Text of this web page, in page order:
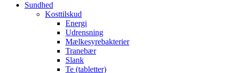
Sundhed
Kosttilskud
Energi
Udrensning
Mælkesyrebakterier
Tranebær
Slank
Te (tabletter)